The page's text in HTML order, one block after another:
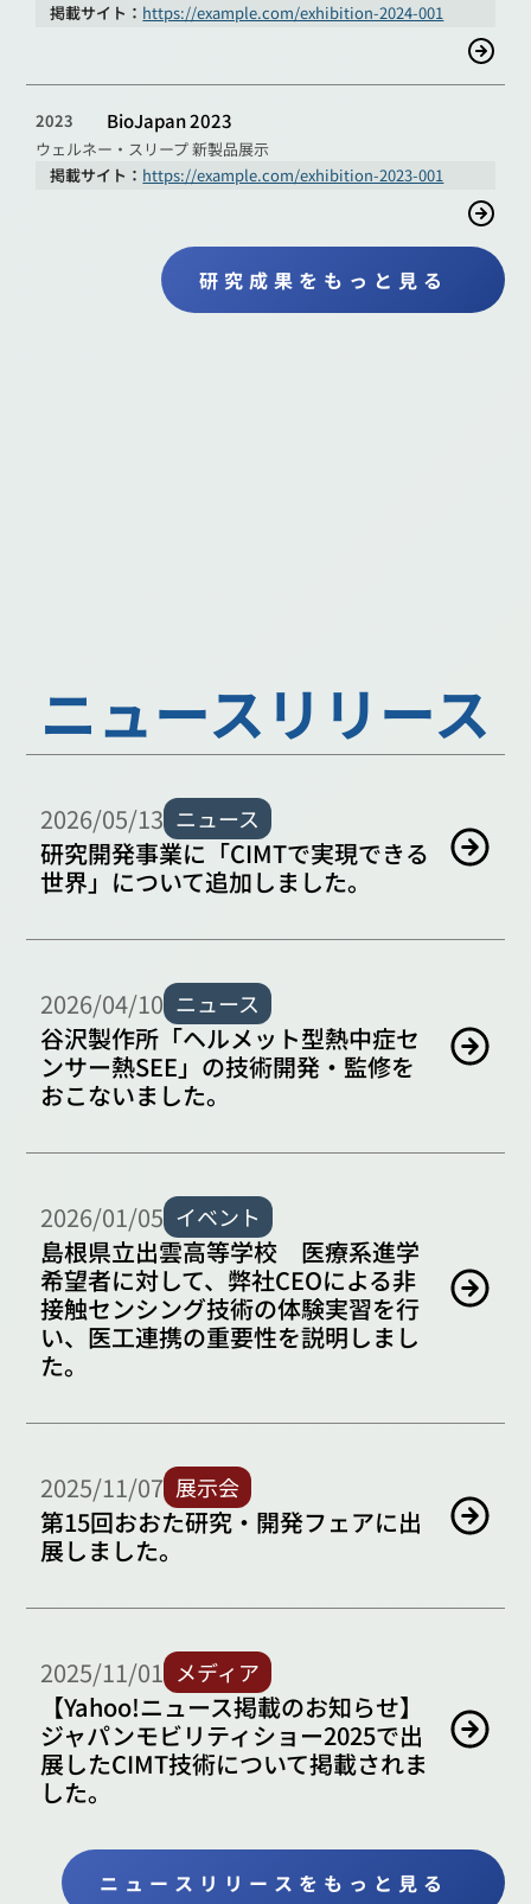
掲載サイト： https://example.com/exhibition-2024-001
2023 BioJapan 2023
ウェルネー・スリープ 新製品展示
掲載サイト： https://example.com/exhibition-2023-001
研究成果をもっと見る
ニュースリリース
2026/05/13 ニュース
研究開発事業に「CIMTで実現できる
世界」について追加しました。
2026/04/10 ニュース
谷沢製作所「ヘルメット型熱中症セ
ンサー熱SEE」の技術開発・監修を
おこないました。
2026/01/05 イベント
島根県立出雲高等学校 医療系進学
希望者に対して、弊社CEOによる非
接触センシング技術の体験実習を行
い、医工連携の重要性を説明しまし
た。
2025/11/07 展示会
第15回おおた研究・開発フェアに出
展しました。
2025/11/01 メディア
【Yahoo!ニュース掲載のお知らせ】
ジャパンモビリティショー2025で出
展したCIMT技術について掲載されま
した。
ニュースリリースをもっと見る